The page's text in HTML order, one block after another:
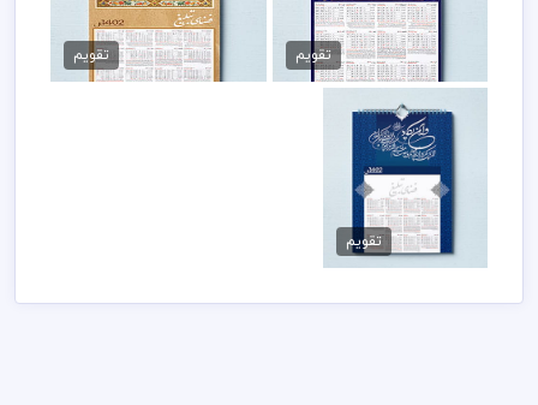
دانلود psd تقویم دیواری
200,000 تومان
تقویم
دانلود تقویم دیواری وان یکاد
200,000 تومان
تقویم
طرح تقویم دیواری وان
یکاد
200,000 تومان
تقویم